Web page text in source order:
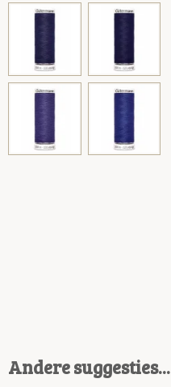
Andere suggesties...